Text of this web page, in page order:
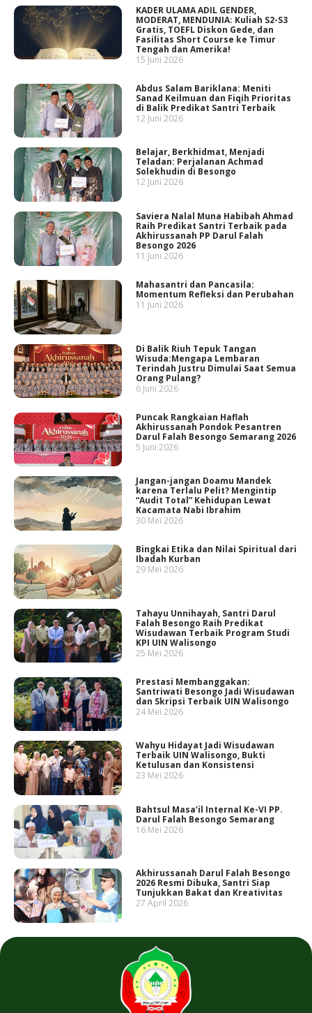
KADER ULAMA ADIL GENDER,
MODERAT, MENDUNIA: Kuliah S2-S3
Gratis, TOEFL Diskon Gede, dan
Fasilitas Short Course ke Timur
Tengah dan Amerika!
15 Juni 2026
Abdus Salam Bariklana: Meniti
Sanad Keilmuan dan Fiqih Prioritas
di Balik Predikat Santri Terbaik
12 Juni 2026
Belajar, Berkhidmat, Menjadi
Teladan: Perjalanan Achmad
Solekhudin di Besongo
12 Juni 2026
Saviera Nalal Muna Habibah Ahmad
Raih Predikat Santri Terbaik pada
Akhirussanah PP Darul Falah
Besongo 2026
11 Juni 2026
Mahasantri dan Pancasila:
Momentum Refleksi dan Perubahan
11 Juni 2026
Di Balik Riuh Tepuk Tangan
Wisuda:Mengapa Lembaran
Terindah Justru Dimulai Saat Semua
Orang Pulang?
6 Juni 2026
Puncak Rangkaian Haflah
Akhirussanah Pondok Pesantren
Darul Falah Besongo Semarang 2026
5 Juni 2026
Jangan-jangan Doamu Mandek
karena Terlalu Pelit? Mengintip
“Audit Total” Kehidupan Lewat
Kacamata Nabi Ibrahim
30 Mei 2026
Bingkai Etika dan Nilai Spiritual dari
Ibadah Kurban
29 Mei 2026
Tahayu Unnihayah, Santri Darul
Falah Besongo Raih Predikat
Wisudawan Terbaik Program Studi
KPI UIN Walisongo
25 Mei 2026
Prestasi Membanggakan:
Santriwati Besongo Jadi Wisudawan
dan Skripsi Terbaik UIN Walisongo
24 Mei 2026
Wahyu Hidayat Jadi Wisudawan
Terbaik UIN Walisongo, Bukti
Ketulusan dan Konsistensi
23 Mei 2026
Bahtsul Masa’il Internal Ke-VI PP.
Darul Falah Besongo Semarang
16 Mei 2026
Akhirussanah Darul Falah Besongo
2026 Resmi Dibuka, Santri Siap
Tunjukkan Bakat dan Kreativitas
27 April 2026